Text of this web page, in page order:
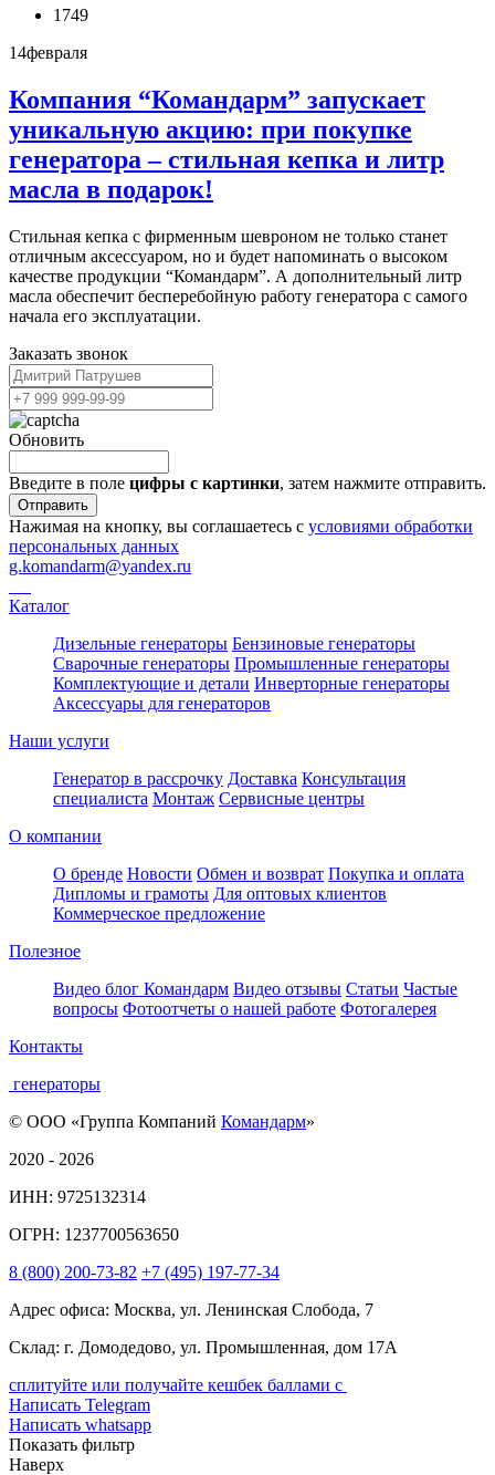
1749
14февраля
Компания “Командарм” запускает
уникальную акцию: при покупке
генератора – стильная кепка и литр
масла в подарок!
Стильная кепка с фирменным шевроном не только станет
отличным аксессуаром, но и будет напоминать о высоком
качестве продукции “Командарм”. А дополнительный литр
масла обеспечит бесперебойную работу генератора с самого
начала его эксплуатации.
Заказать звонок
Обновить
Введите в поле цифры c картинки, затем нажмите отправить.
Отправить
Нажимая на кнопку, вы соглашаетесь с условиями обработки
персональных данных
g.komandarm@yandex.ru
Каталог
Дизельные генераторы Бензиновые генераторы
Сварочные генераторы Промышленные генераторы
Комплектующие и детали Инверторные генераторы
Аксессуары для генераторов
Наши услуги
Генератор в рассрочку Доставка Консультация
специалиста Монтаж Сервисные центры
О компании
О бренде Новости Обмен и возврат Покупка и оплата
Дипломы и грамоты Для оптовых клиентов
Коммерческое предложение
Полезное
Видео блог Командарм Видео отзывы Статьи Частые
вопросы Фотоотчеты о нашей работе Фотогалерея
Контакты
генераторы
© ООО «Группа Компаний Командарм»
2020 - 2026
ИНН: 9725132314
ОГРН: 1237700563650
8 (800) 200-73-82 +7 (495) 197-77-34
Адрес офиса: Москва, ул. Ленинская Слобода, 7
Склад: г. Домодедово, ул. Промышленная, дом 17А
сплитуйте или получайте кешбек баллами с
Написать Telegram
Написать whatsapp
Показать фильтр
Наверх